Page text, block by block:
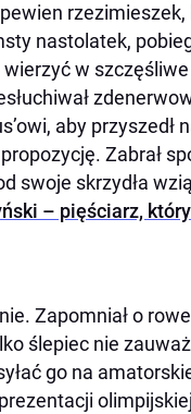
nastolatek,
w
aby przyszedł
Zabrał
swoje skrzydła
– pięściarz,
Zapomniał o
ślepiec nie
go na